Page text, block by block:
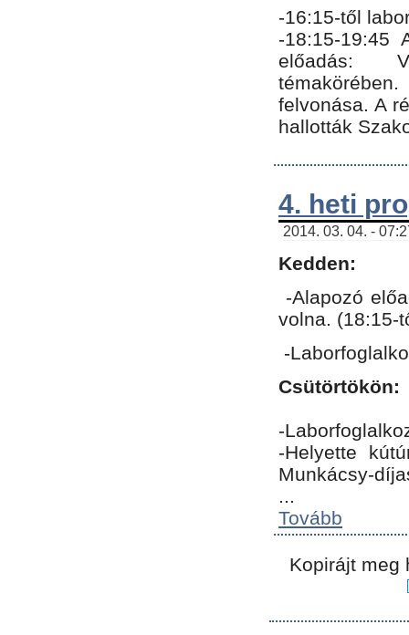
-16:15-től
-18:15-19:45
előadás:
felvonása. A
hallották
4. heti
2014. 03. 04. -
Kedden:
-Alapozó
volna. (18:15-
-
Csütörtökön:
-
-Helyette
Munkácsy-
...
Tovább
Kopirájt meg